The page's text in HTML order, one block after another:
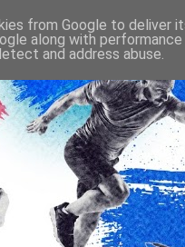
from Google to deliver
along with
and address abuse.